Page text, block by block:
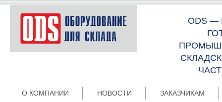
ODS
О КОМПАНИИ НОВОСТИ ЗАКАЗЧИКАМ